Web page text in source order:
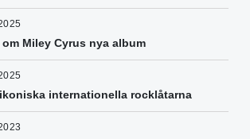
Miley Cyrus nya album
internationella rocklåtarna